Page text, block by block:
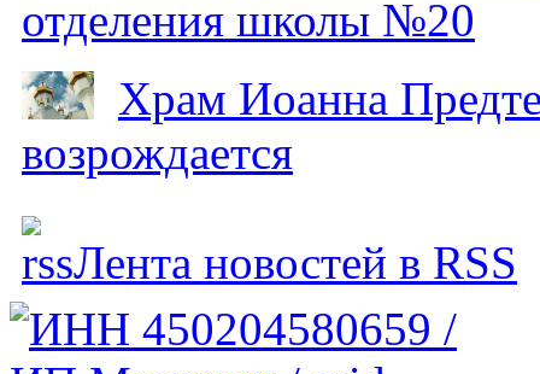
отделения школы №20
Храм Иоанна
возрождается
Лента новостей в RSS